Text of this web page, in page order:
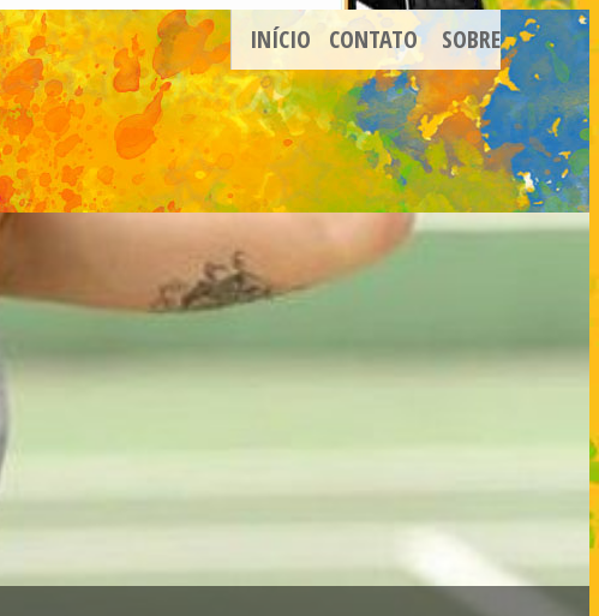
INÍCIO CONTATO SOBRE